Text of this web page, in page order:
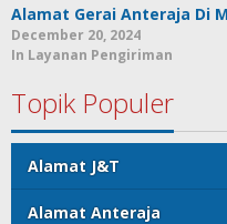
Alamat Gerai Anteraja Di
December 20, 2024
In Layanan Pengiriman
Topik Populer
Alamat J&T
Alamat Anteraja